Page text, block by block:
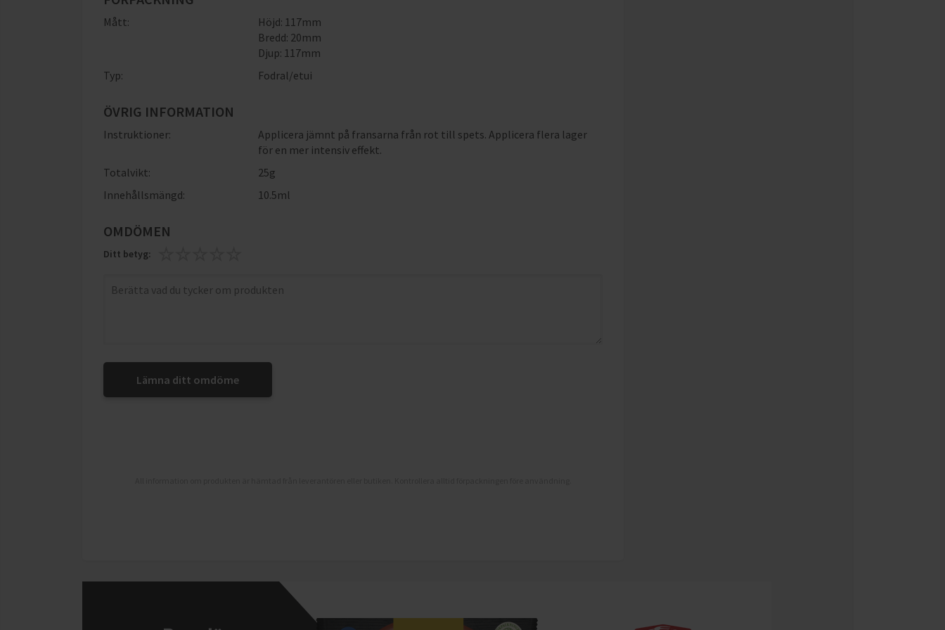
Mått:
Höjd: 117mm
Bredd: 20mm
Djup: 117mm
Typ:
Fodral/etui
ÖVRIG INFORMATION
Instruktioner:
Applicera jämnt på fransarna från rot till spets. Applicera flera lager
för en mer intensiv effekt.
Totalvikt:
25g
Innehållsmängd:
10.5ml
OMDÖMEN
Ditt betyg:
Lämna ditt omdöme